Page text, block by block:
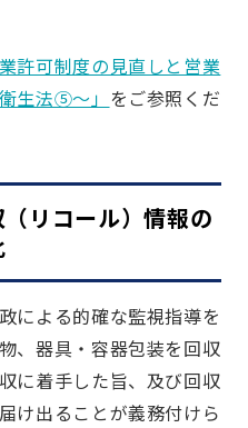
業許可制度の見直しと営業
生法⑤～」 をご参照くだ
リコール）情報の
による的確な監視指導を
、器具・容器包装を回収
に着手した旨、及び回収
け出ることが義務付けら